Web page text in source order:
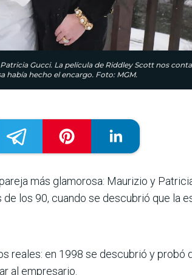
Gucci. La película de Riddley Scott nos
había hecho el encargo. Foto: MGM.
más glamorosa: Maurizio y
los 90, cuando se descubrió que la
reales: en 1998 se descubrió y probó
al empresario.